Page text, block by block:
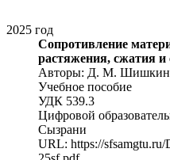
2025 год
Сопротивление
растяжения, сжатия и
Авторы: Д. М.
Учебное пособие
УДК 539.3
Цифровой
Сызрани
URL: https://